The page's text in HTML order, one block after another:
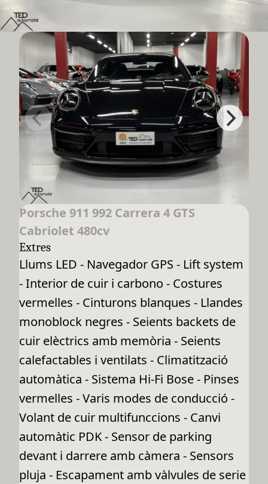
Porsche 911 992 Carrera 4 GTS
Cabriolet 480cv
Extres
Llums LED - Navegador GPS - Lift system
- Interior de cuir i carbono - Costures
vermelles - Cinturons blanques - Llandes
monoblock negres - Seients backets de
cuir elèctrics amb memòria - Seients
calefactables i ventilats - Climatització
automàtica - Sistema Hi-Fi Bose - Pinses
vermelles - Varis modes de conducció -
Volant de cuir multifunccions - Canvi
automàtic PDK - Sensor de parking
devant i darrere amb càmera - Sensors
pluja - Escapament amb vàlvules de serie